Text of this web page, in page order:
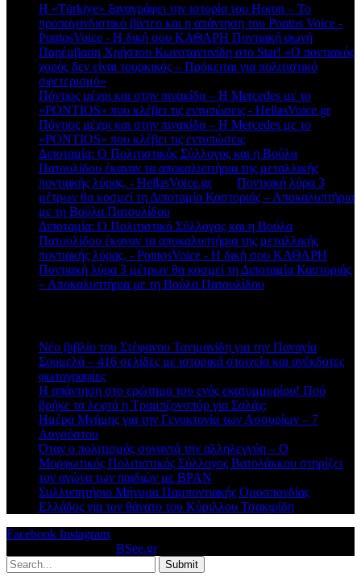
Η «Türkiye» ξαναγράφει την ιστορία του Horon – Το
προπαγανδιστικό βίντεο και η απάντηση του Pontos Voice -
PontosVoice - H δική σου ΚΑΘΑΡΗ Ποντιακή φωνή
Παρέμβαση Χρήστου Κωνσταντινίδη στο Star! «Ο ποντιακός
χορός δεν είναι τουρκικός – Πρόκειται για πολιτιστικό
σφετερισμό»
Πόντιος μέχρι και στην πινακίδα – Η Mercedes με το
«PONTIOS» που κλέβει τις εντυπώσεις - HellasVoice.grστο
Πόντιος μέχρι και στην πινακίδα – Η Mercedes με το
«PONTIOS» που κλέβει τις εντυπώσεις
Διποταμία: Ο Πολιτιστικός Σύλλογος και η Βούλα
Πατουλίδου έκαναν τα αποκαλυπτήρια της μεταλλικής
ποντιακής λύρας. - HellasVoice.grστο Ποντιακή λύρα 3
μέτρων θα κοσμεί τη Διποταμία Καστοριάς – Αποκαλυπτήρια
με τη Βούλα Πατουλίδου
Διποταμία: Ο Πολιτιστικό Σύλλογος και η Βούλα
Πατουλίδου έκαναν τα αποκαλυπτήρια της μεταλλικής
ποντιακής λύρας. - PontosVoice - H δική σου ΚΑΘΑΡΗ
Ποντιακή λύρα 3 μέτρων θα κοσμεί τη Διποταμία Καστοριάς
– Αποκαλυπτήρια με τη Βούλα Πατουλίδου
Νέο βιβλίο του Στέφανου Τανιμανίδη για την Παναγία
Σουμελά – 416 σελίδες με ιστορικά στοιχεία και ανέκδοτες
φωτογραφίες
Η απάντηση στο ερώτημα του ενός εκατομμυρίου! Πού
βρήκε τα λεφτά η Τραμπζονσπόρ για Σαλάχ;
Ημέρα Μνήμης για την Γενοκτονία των Ασσυρίων – 7
Αυγούστου
Όταν ο πολιτισμός συναντά την αλληλεγγύη – Ο
Μορφωτικός Πολιτιστικός Σύλλογος Βατολάκκου στηρίζει
τον αγώνα των παιδιών με BPAN
Συλλυπητήριο Μήνυμα Παμποντιακής Ομοσπονδίας
Ελλάδος για τον θάνατο του Κύριλλου Τσακιρίδη
Facebook Instagram
BSee.gr.
Submit